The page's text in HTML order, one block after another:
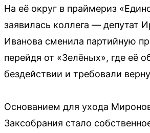
На её округ в праймериз
заявилась коллега — депутат
Иванова сменила партийную
перейдя от «Зелёных», где её
бездействии и требовали
Основанием для ухода
Заксобрания стало